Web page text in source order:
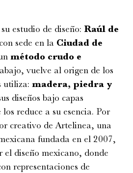
estudio de diseño: Raúl de
con sede en la Ciudad de
método crudo e
vuelve al origen de los
utiliza: madera, piedra y
diseños bajo capas
reduce a su esencia. Por
creativo de Artelinea, una
fundada en el 2007,
el diseño mexicano, donde
representaciones de